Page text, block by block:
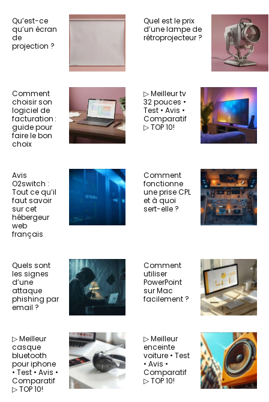
Qu’est-ce
qu’un écran
de
projection ?
Quel est le prix
d’une lampe de
rétroprojecteur ?
Comment
choisir son
logiciel de
facturation :
guide pour
faire le bon
choix
▷ Meilleur tv
32 pouces •
Test • Avis •
Comparatif
▷ TOP 10!
Avis
O2switch :
Tout ce qu’il
faut savoir
sur cet
hébergeur
web
français
Comment
fonctionne
une prise CPL
et à quoi
sert-elle ?
Quels sont
les signes
d’une
attaque
phishing par
email ?
Comment
utiliser
PowerPoint
sur Mac
facilement ?
▷ Meilleur
casque
bluetooth
pour iphone
• Test • Avis •
Comparatif
▷ TOP 10!
▷ Meilleur
enceinte
voiture • Test
• Avis •
Comparatif
▷ TOP 10!